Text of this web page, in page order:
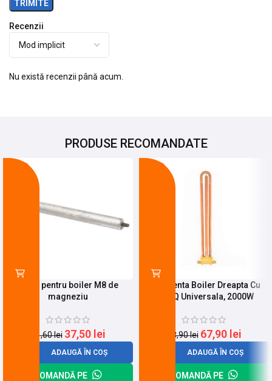
Recenzii
Nu există recenzii până acum.
PRODUSE RECOMANDATE
Anod pentru boiler M8 de
magneziu
41,60lei 37,50 lei
ADAUGĂ ÎN COȘ
COMANDĂ PE
Rezistenta Boiler Dreapta Cu
Filet Q Universala, 2000W
88,90lei 67,90 lei
ADAUGĂ ÎN COȘ
COMANDĂ PE